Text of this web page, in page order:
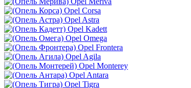
Opel Corsa
Opel Astra
Opel Kadett
Opel Omega
Opel Frontera
Opel Agila
Opel Monterey
Opel Antara
Opel Tigra